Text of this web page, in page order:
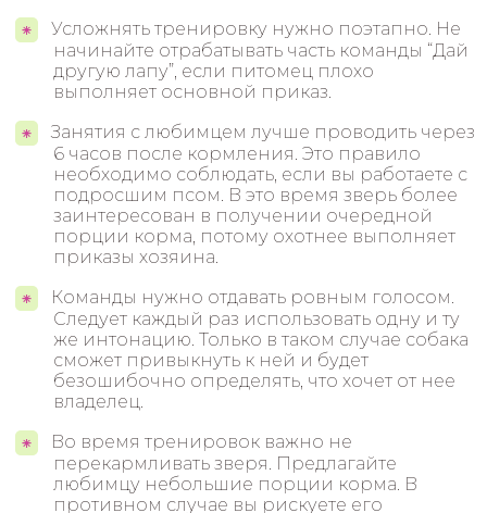
Усложнять тренировку нужно поэтапно. Не
начинайте отрабатывать часть команды “Дай
другую лапу”, если питомец плохо
выполняет основной приказ.
Занятия с любимцем лучше проводить через
6 часов после кормления. Это правило
необходимо соблюдать, если вы работаете с
подросшим псом. В это время зверь более
заинтересован в получении очередной
порции корма, потому охотнее выполняет
приказы хозяина.
Команды нужно отдавать ровным голосом.
Следует каждый раз использовать одну и ту
же интонацию. Только в таком случае собака
сможет привыкнуть к ней и будет
безошибочно определять, что хочет от нее
владелец.
Во время тренировок важно не
перекармливать зверя. Предлагайте
любимцу небольшие порции корма. В
противном случае вы рискуете его